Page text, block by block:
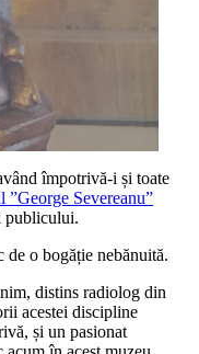
împotrivă-i și toate
”George Severeanu”
publicului.
de o bogăție nebănuită.
distins radiolog din
acestei discipline
și un pasionat